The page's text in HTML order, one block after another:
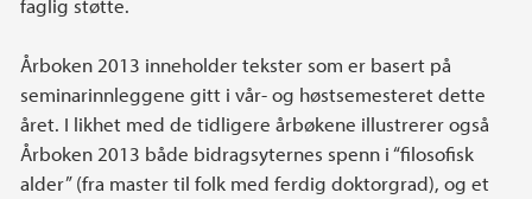
faglig støtte.
Årboken 2013 inneholder tekster som er basert på
seminarinnleggene gitt i vår- og høstsemesteret dette
året. I likhet med de tidligere årbøkene illustrerer også
Årboken 2013 både bidragsyternes spenn i “filosofisk
alder” (fra master til folk med ferdig doktorgrad), og et